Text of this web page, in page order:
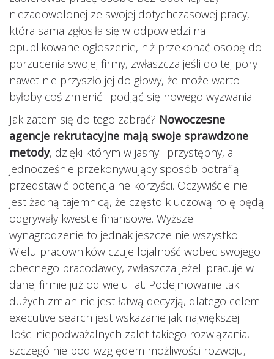
niezadowolonej ze swojej dotychczasowej pracy,
która sama zgłosiła się w odpowiedzi na
opublikowane ogłoszenie, niż przekonać osobę do
porzucenia swojej firmy, zwłaszcza jeśli do tej pory
nawet nie przyszło jej do głowy, że może warto
byłoby coś zmienić i podjąć się nowego wyzwania.
Jak zatem się do tego zabrać? Nowoczesne
agencje rekrutacyjne mają swoje sprawdzone
metody, dzięki którym w jasny i przystępny, a
jednocześnie przekonywujący sposób potrafią
przedstawić potencjalne korzyści. Oczywiście nie
jest żadną tajemnicą, że często kluczową rolę będą
odgrywały kwestie finansowe. Wyższe
wynagrodzenie to jednak jeszcze nie wszystko.
Wielu pracowników czuje lojalność wobec swojego
obecnego pracodawcy, zwłaszcza jeżeli pracuje w
danej firmie już od wielu lat. Podejmowanie tak
dużych zmian nie jest łatwą decyzją, dlatego celem
executive search jest wskazanie jak największej
ilości niepodważalnych zalet takiego rozwiązania,
szczególnie pod względem możliwości rozwoju,